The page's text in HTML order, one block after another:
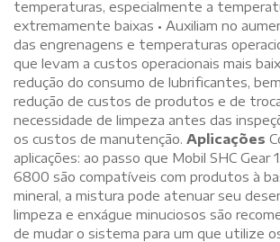
temperaturas, especialmente a
extremamente baixas • Auxiliam no
das engrenagens e temperaturas
que levam a custos operacionais mais
redução do consumo de lubrificantes,
redução de custos de produtos e de
necessidade de limpeza antes das
os custos de manutenção. Aplicações
aplicações: ao passo que Mobil SHC Gear
6800 são compatíveis com produtos à
mineral, a mistura pode atenuar seu
limpeza e enxágue minuciosos são
de mudar o sistema para um que utilize